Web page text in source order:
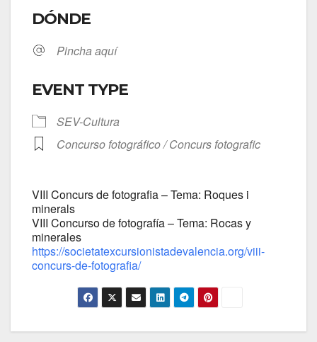
DÓNDE
Pincha aquí
EVENT TYPE
SEV-Cultura
Concurso fotográfico / Concurs fotografic
VIII Concurs de fotografia – Tema: Roques i
minerals
VIII Concurso de fotografía – Tema: Rocas y
minerales
https://societatexcursionistadevalencia.org/viii-
concurs-de-fotografia/